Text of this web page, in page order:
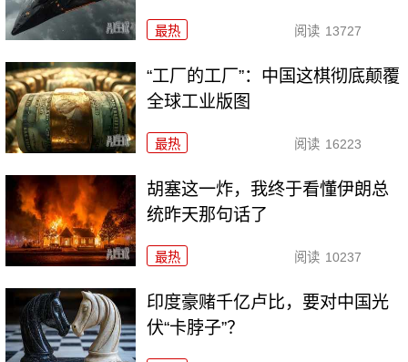
最热 阅读 13727
“工厂的工厂”：中国这棋彻底颠覆
全球工业版图
最热 阅读 16223
胡塞这一炸，我终于看懂伊朗总
统昨天那句话了
最热 阅读 10237
印度豪赌千亿卢比，要对中国光
伏“卡脖子”？